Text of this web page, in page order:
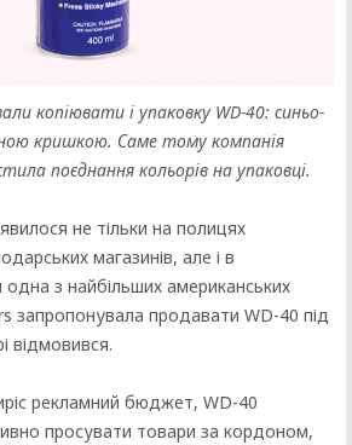
копіювати і упаковку WD-40: синьо-
кришкою. Саме тому компанія
поєднання кольорів на упаковці.
не тільки на полицях
магазинів, але і в
з найбільших американських
запропонувала продавати WD-40 під
відмовився.
рекламний бюджет, WD-40
просувати товари за кордоном,